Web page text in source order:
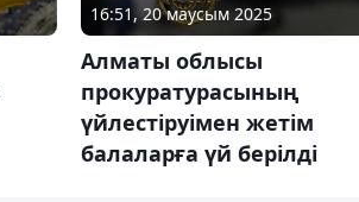
16:51, 20 маусым 2025
Алматы облысы
прокуратурасының
үйлестіруімен жетім
балаларға үй берілді